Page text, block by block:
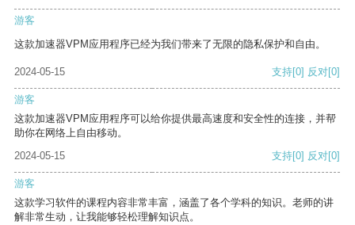
游客
这款加速器VPM应用程序已经为我们带来了无限的隐私保护和自由。
2024-05-15 支持[0] 反对[0]
游客
这款加速器VPM应用程序可以给你提供最高速度和安全性的连接，并帮
助你在网络上自由移动。
2024-05-15
支持[0] 反对[0]
游客
这款学习软件的课程内容非常丰富，涵盖了各个学科的知识。老师的讲
解非常生动，让我能够轻松理解知识点。